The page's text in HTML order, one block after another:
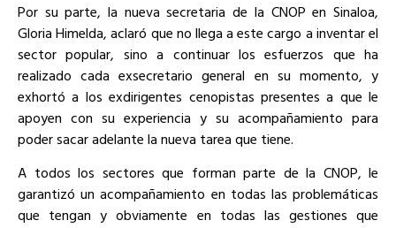
Por su parte, la nueva secretaria de la CNOP en Sinaloa,
Gloria Himelda, aclaró que no llega a este cargo a inventar el
sector popular, sino a continuar los esfuerzos que ha
realizado cada exsecretario general en su momento, y
exhortó a los exdirigentes cenopistas presentes a que le
apoyen con su experiencia y su acompañamiento para
poder sacar adelante la nueva tarea que tiene.
A todos los sectores que forman parte de la CNOP, le
garantizó un acompañamiento en todas las problemáticas
que tengan y obviamente en todas las gestiones que